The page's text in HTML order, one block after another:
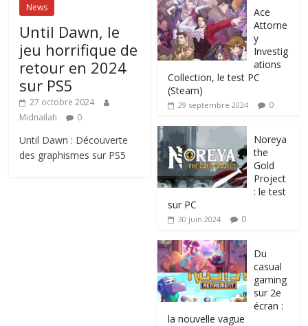
News
Until Dawn, le
jeu horrifique de
retour en 2024
sur PS5
27 octobre 2024
Midnailah
0
Until Dawn : Découverte
des graphismes sur PS5
Ace
Attorne
y
Investig
ations
Collection, le test PC
(Steam)
29 septembre 2024 0
Noreya
the
Gold
Project
: le test
sur PC
30 juin 2024 0
Du
casual
gaming
sur 2e
écran :
la nouvelle vague